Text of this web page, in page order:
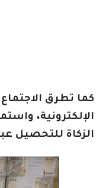
كما تطرق
الإلكترونية،
الزكاة للتحصيل